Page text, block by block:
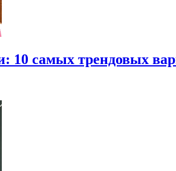
10 самых трендовых